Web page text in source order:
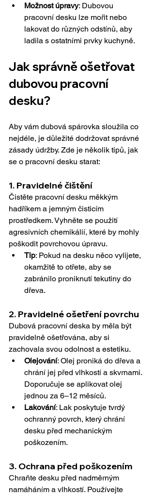
Možnost úpravy: Dubovou
pracovní desku lze mořit nebo
lakovat do různých odstínů, aby
ladila s ostatními prvky kuchyně.
Jak správně ošetřovat
dubovou pracovní
desku?
Aby vám dubová spárovka sloužila co
nejdéle, je důležité dodržovat správné
zásady údržby. Zde je několik tipů, jak
se o pracovní desku starat:
1. Pravidelné čištění
Čistěte pracovní desku měkkým
hadříkem a jemným čisticím
prostředkem. Vyhněte se použití
agresivních chemikálií, které by mohly
poškodit povrchovou úpravu.
Tip: Pokud na desku něco vylijete,
okamžitě to otřete, aby se
zabránilo proniknutí tekutiny do
dřeva.
2. Pravidelné ošetření povrchu
Dubová pracovní deska by měla být
pravidelně ošetřována, aby si
zachovala svou odolnost a estetiku.
Olejování: Olej proniká do dřeva a
chrání jej před vlhkostí a skvrnami.
Doporučuje se aplikovat olej
jednou za 6–12 měsíců.
Lakování: Lak poskytuje tvrdý
ochranný povrch, který chrání
desku před mechanickým
poškozením.
3. Ochrana před poškozením
Chraňte desku před nadměrným
namáháním a vlhkostí. Používejte